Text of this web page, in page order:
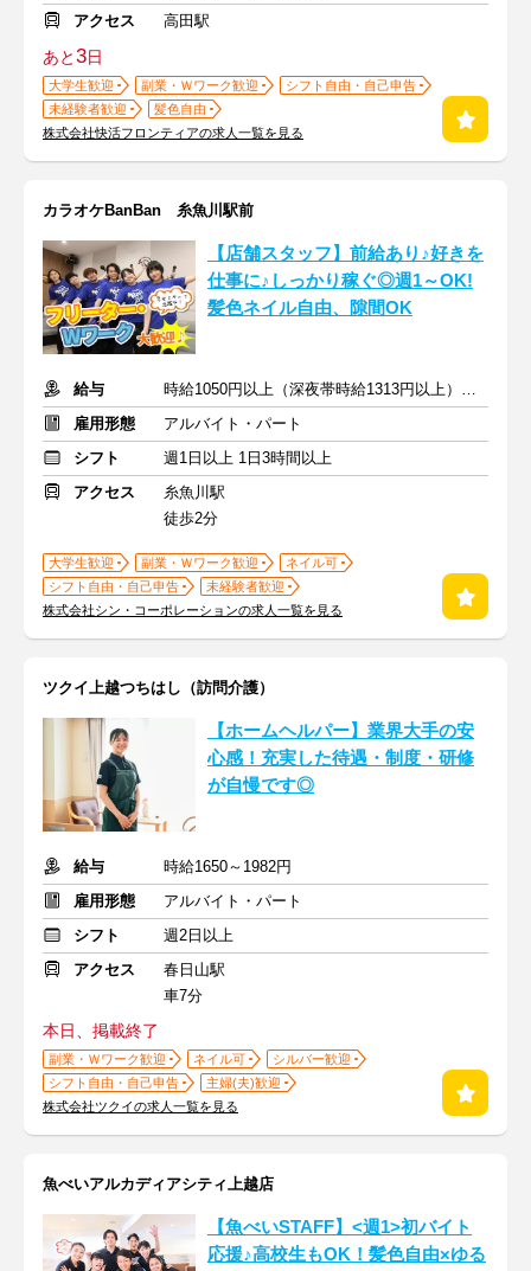
アクセス
高田駅
あと3日
大学生歓迎 副業・Ｗワーク歓迎
シフト自由・自己申告
未経験者歓迎
髪色自由
株式会社快活フロンティアの求人一覧を見る
カラオケBanBan 糸魚川駅前
【店舗スタッフ】前給あり♪好きを
仕事に♪しっかり稼ぐ◎週1～OK!
髪色ネイル自由、隙間OK
給与
時給1050円以上（深夜帯時給1313円以上） ＋交通費支給
雇用形態
アルバイト・パート
シフト
週1日以上 1日3時間以上
アクセス
糸魚川駅
徒歩2分
大学生歓迎 副業・Ｗワーク歓迎
ネイル可
シフト自由・自己申告
未経験者歓迎
株式会社シン・コーポレーションの求人一覧を見る
ツクイ上越つちはし（訪問介護）
【ホームヘルパー】業界大手の安
心感！充実した待遇・制度・研修
が自慢です◎
給与
時給1650～1982円
雇用形態
アルバイト・パート
シフト
週2日以上
アクセス
春日山駅
車7分
本日、掲載終了
副業・Ｗワーク歓迎 ネイル可
シルバー歓迎
シフト自由・自己申告
主婦(夫)歓迎
株式会社ツクイの求人一覧を見る
魚べいアルカディアシティ上越店
【魚べいSTAFF】<週1>初バイト
応援♪高校生もOK！髪色自由×ゆる